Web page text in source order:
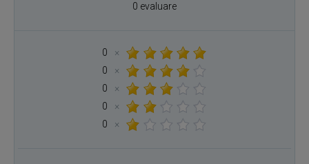
0 evaluare
0
×
0
×
0
×
0
×
0
×